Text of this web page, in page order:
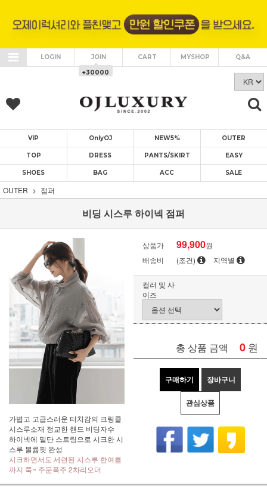
LOGIN JOIN
+30000
CART MYSHOP Q&A
VIP OnlyOJ NEW5% OUTER
TOP DRESS PANTS/SKIRT EASY
SHOES BAG ACC SALE
OUTER 점퍼
비딩 시스루 하이넥 점퍼
가볍고 고급스러운 터치감의 크링클
시스루소재 정교한 핸드 비딩자수
하이넥에 밑단 스트링으로 시크한 시
스루 볼륨핏 완성
시크하면서도 세련된 시스루 한여름
까지 쭉~ 주문폭주 2차리오더
상품가 99,900원
배송비
(조건) 지역별
컬러 및 사
이즈
총 상품 금액 0 원
구매하기 장바구니
관심상품